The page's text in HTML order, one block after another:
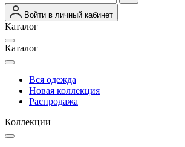
Войти в личный кабинет
Каталог
Каталог
Вся одежда
Новая коллекция
Распродажа
Коллекции